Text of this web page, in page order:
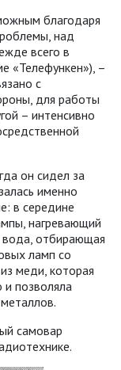
благодаря
над
всего в
«Телефункен»), –
с
для работы
– интенсивно
он сидел за
именно
в середине
нагревающий
вода, отбирающая
ламп со
меди, которая
позволяла
самовар